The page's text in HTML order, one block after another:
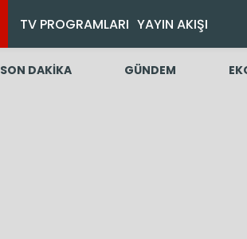
TV PROGRAMLARI YAYIN AKIŞI
SON DAKİKA GÜNDEM